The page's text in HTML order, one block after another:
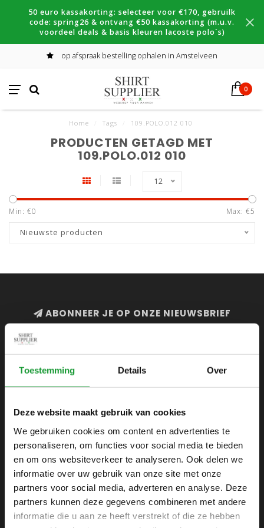
Toestemming Details Over
Deze website maakt gebruik van cookies
We gebruiken cookies om content en advertenties te
personaliseren, om functies voor social media te bieden
en om ons websiteverkeer te analyseren. Ook delen we
informatie over uw gebruik van onze site met onze
partners voor social media, adverteren en analyse. Deze
partners kunnen deze gegevens combineren met andere
informatie die u aan ze heeft verstrekt of die ze hebben
50 euro kassakorting: selecteer voor €170, gebruilk
code: spring26 & ontvang €50 kassakorting (m.u.v.
voordeel deals & basis kleuren lacoste polo´s)
op afspraak bestelling ophalen in Amstelveen
0
Home Tags 109.POLO.012 010
PRODUCTEN GETAGD MET
109.POLO.012 010
12
Min: €0 Max: €5
Nieuwste producten
ABONNEER JE OP ONZE NIEUWSBRIEF
SHIRTSUPPLIER.NL
Webshop voor mannen
Zijlijnstraat 24
1433 DC
Kudelstaart
+31 6 42 52 32 80